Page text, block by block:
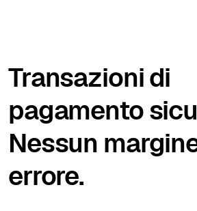
Transazioni di
pagamento
Nessun
errore.